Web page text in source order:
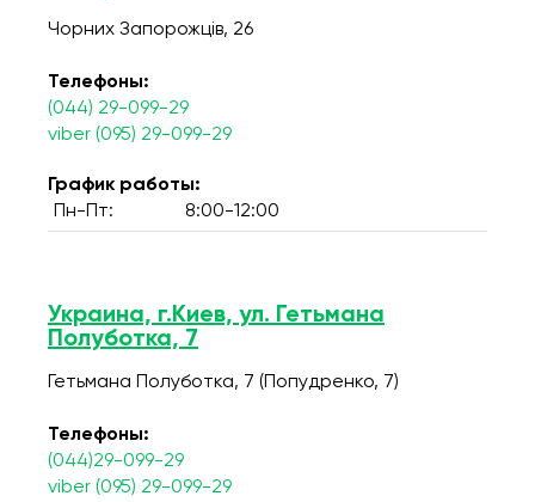
Чорних Запорожців, 26
Телефоны:
(044) 29-099-29
viber (095) 29-099-29
График работы:
Пн-Пт:
8:00-12:00
Украина, г.Киев, ул. Гетьмана
Полуботка, 7
Гетьмана Полуботка, 7 (Попудренко, 7)
Телефоны:
(044)29-099-29
viber (095) 29-099-29